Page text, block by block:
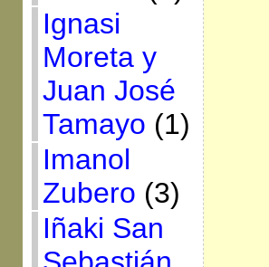
Ignasi
Moreta y
Juan José
Tamayo (1)
Imanol
Zubero (3)
Iñaki San